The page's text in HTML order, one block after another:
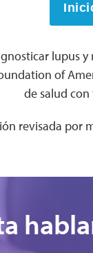
lupus
of
de salud con
revisada por